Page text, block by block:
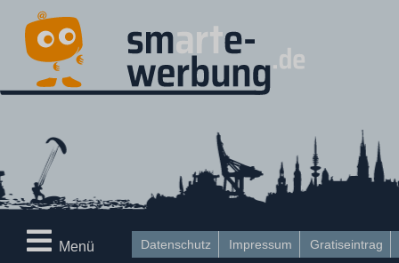
Datenschutz Impressum Gratiseintrag
Menü